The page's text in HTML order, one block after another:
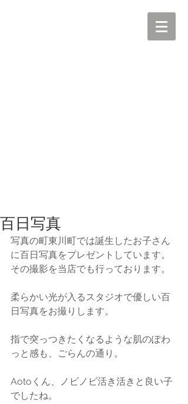
百日写真
写真の町東川町では誕生したお子さん
に百日写真をプレゼントしています。
その撮影を当店でも行っております。
柔らかい光が入るスタジオで優しい百
日写真をお撮りします。
指で突っつきたくなるような肌のぽわ
っと感も、ごらんの通り。
Aotoくん、ノビノビ活き活きと良い子
でしたね。